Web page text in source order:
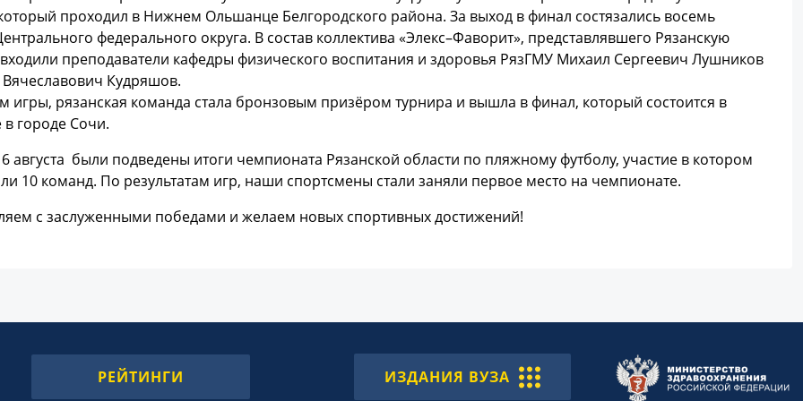
проходил в Нижнем Ольшанце Белгородского района. За выход в финал состязались восемь
федерального округа. В состав коллектива «Элекс–Фаворит», представлявшего Рязанскую
преподаватели кафедры физического воспитания и здоровья РязГМУ Михаил Сергеевич Лушников
Кудряшов.
игры, рязанская команда стала бронзовым призёром турнира и вышла в финал, который состоится в
в городе Сочи.
августа были подведены итоги чемпионата Рязанской области по пляжному футболу, участие в котором
10 команд. По результатам игр, наши спортсмены стали заняли первое место на чемпионате.
с заслуженными победами и желаем новых спортивных достижений!
РЕЙТИНГИ ИЗДАНИЯ ВУЗА